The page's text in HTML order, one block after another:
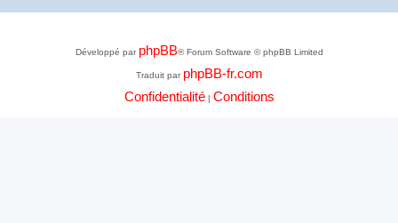
Développé par phpBB® Forum Software © phpBB Limited
Traduit par phpBB-fr.com
Confidentialité| Conditions